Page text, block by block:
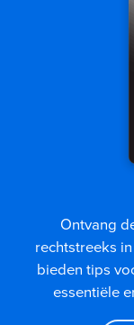
Ontvang
rechtstreeks
bieden tips
essentiële